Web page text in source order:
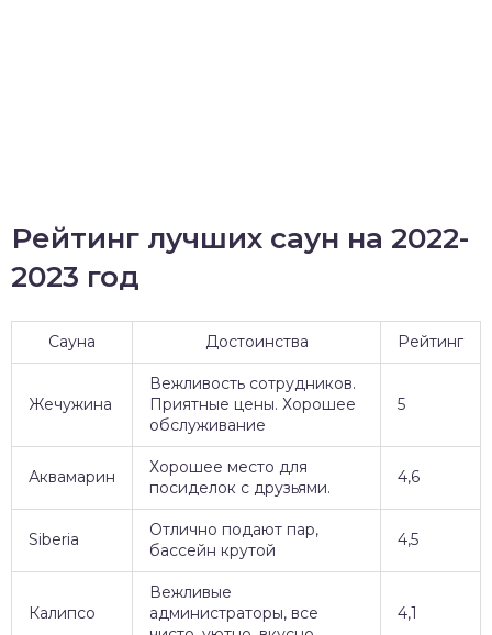
Рейтинг лучших саун на 2022-
2023 год
Сауна Достоинства Рейтинг
Жечужина
Вежливость сотрудников.
Приятные цены. Хорошее
обслуживание
5
Аквамарин
Хорошее место для
посиделок с друзьями.
4,6
Siberia
Отлично подают пар,
бассейн крутой
4,5
Калипсо
Вежливые
администраторы, все
4,1